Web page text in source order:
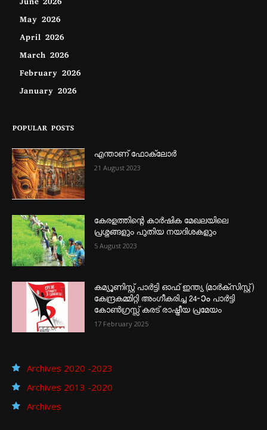
June 2026
May 2026
April 2026
March 2026
February 2026
January 2026
POPULAR POSTS
എന്താണ്‌ ഫോക്‌ലോർ
21 August 2023
കേരളത്തിന്റെ കാർഷിക മേഖലയിലെ
പ്രശ്നങ്ങളും പുതിയ നയദിശകളും
5 August 2023
കമ്യൂണിസ്റ്റ് പാർട്ടി ഓഫ് ഇന്ത്യ (മാർക്സിസ്റ്റ്)
കേന്ദ്രകമ്മിറ്റി അംഗീകരിച്ച 24‐ാം പാർട്ടി
കോൺഗ്രസ്സ് കരട് രാഷ്ട്രീയ പ്രമേയം
17 February 2025
Archives 2020 -2023
Archives 2013 -2020
Archives